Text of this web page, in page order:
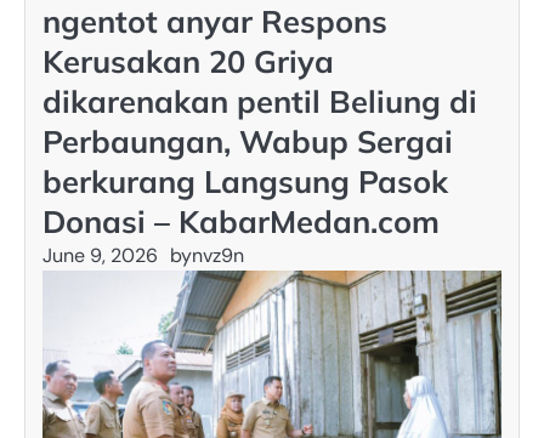
ngentot anyar Respons
Kerusakan 20 Griya
dikarenakan pentil Beliung di
Perbaungan, Wabup Sergai
berkurang Langsung Pasok
Donasi – KabarMedan.com
June 9, 2026 bynvz9n